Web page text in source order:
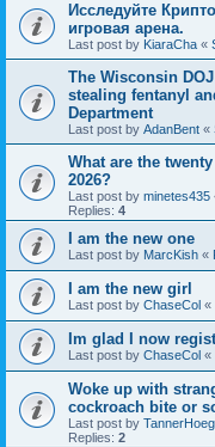
Исследуйте
игровая арена.
Last post by KiaraCha «
The Wisconsin
stealing fentanyl
Department
Last post by AdanBent «
What are the
2026?
Last post by minetes435
Replies: 4
I am the new one
Last post by MarcKish «
I am the new girl
Last post by ChaseCol «
Im glad I now
Last post by ChaseCol «
Woke up with
cockroach bite or
Last post by
Replies: 2